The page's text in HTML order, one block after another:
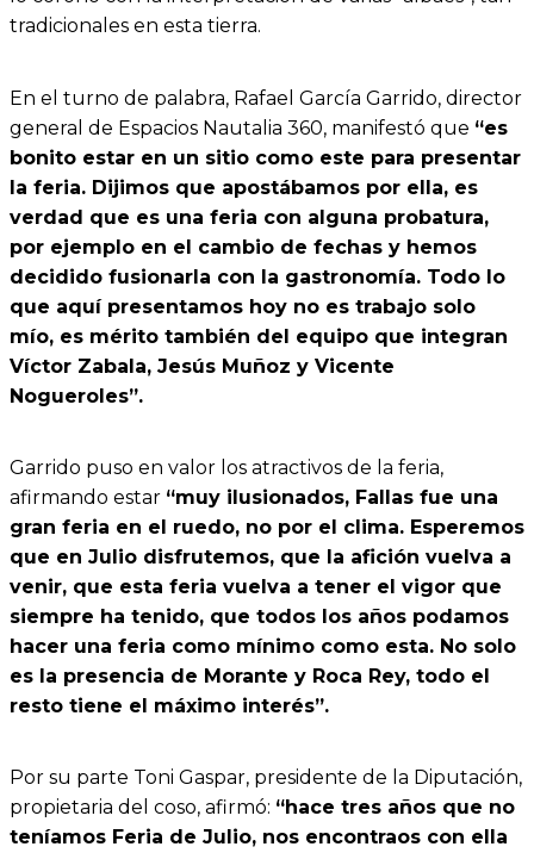
tradicionales en esta tierra.
En el turno de palabra, Rafael García Garrido, director
general de Espacios Nautalia 360, manifestó que “es
bonito estar en un sitio como este para presentar
la feria. Dijimos que apostábamos por ella, es
verdad que es una feria con alguna probatura,
por ejemplo en el cambio de fechas y hemos
decidido fusionarla con la gastronomía. Todo lo
que aquí presentamos hoy no es trabajo solo
mío, es mérito también del equipo que integran
Víctor Zabala, Jesús Muñoz y Vicente
Nogueroles”.
Garrido puso en valor los atractivos de la feria,
afirmando estar “muy ilusionados, Fallas fue una
gran feria en el ruedo, no por el clima. Esperemos
que en Julio disfrutemos, que la afición vuelva a
venir, que esta feria vuelva a tener el vigor que
siempre ha tenido, que todos los años podamos
hacer una feria como mínimo como esta. No solo
es la presencia de Morante y Roca Rey, todo el
resto tiene el máximo interés”.
Por su parte Toni Gaspar, presidente de la Diputación,
propietaria del coso, afirmó: “hace tres años que no
teníamos Feria de Julio, nos encontraos con ella